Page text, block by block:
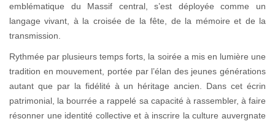
emblématique du Massif central, s’est déployée comme un
langage vivant, à la croisée de la fête, de la mémoire et de la
transmission.
Rythmée par plusieurs temps forts, la soirée a mis en lumière une
tradition en mouvement, portée par l’élan des jeunes générations
autant que par la fidélité à un héritage ancien. Dans cet écrin
patrimonial, la bourrée a rappelé sa capacité à rassembler, à faire
résonner une identité collective et à inscrire la culture auvergnate